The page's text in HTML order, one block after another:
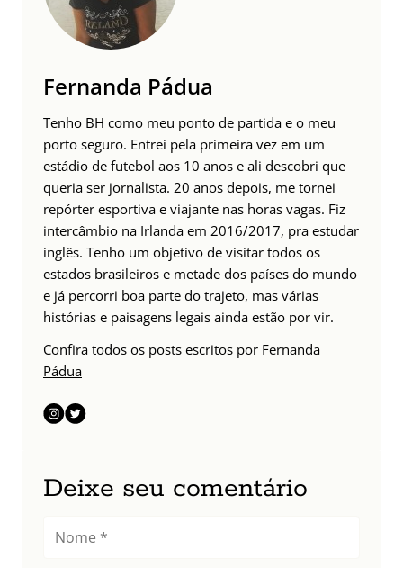
Fernanda Pádua
Tenho BH como meu ponto de partida e o meu
porto seguro. Entrei pela primeira vez em um
estádio de futebol aos 10 anos e ali descobri que
queria ser jornalista. 20 anos depois, me tornei
repórter esportiva e viajante nas horas vagas. Fiz
intercâmbio na Irlanda em 2016/2017, pra estudar
inglês. Tenho um objetivo de visitar todos os
estados brasileiros e metade dos países do mundo
e já percorri boa parte do trajeto, mas várias
histórias e paisagens legais ainda estão por vir.
Confira todos os posts escritos por Fernanda
Pádua
Deixe seu comentário